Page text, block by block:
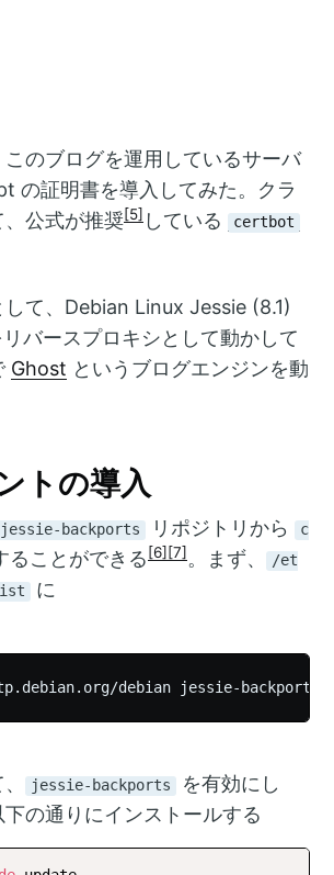
このブログを運用しているサーバ
の証明書を導入してみた。クラ
、公式が推奨[5] している certbot
て、Debian Linux Jessie (8.1)
リバースプロキシとして動かして
Ghost というブログエンジンを動
トの導入
jessie-backports リポジトリから c
ることができる[6] [7] 。まず、 /et
に
、 jessie-backports
を有効にし
の通りにインストールする